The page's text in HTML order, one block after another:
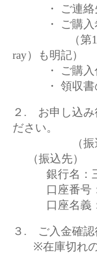
・ ご連絡先
・ ご購入
（第
ray）も明記）
・ ご購入
・ 領収書
２ . お申し込み
ださい。
（振込手数
（振込先）
銀行名：
口座番号
口座名義：
３ . ご入金確認
※在庫切れ